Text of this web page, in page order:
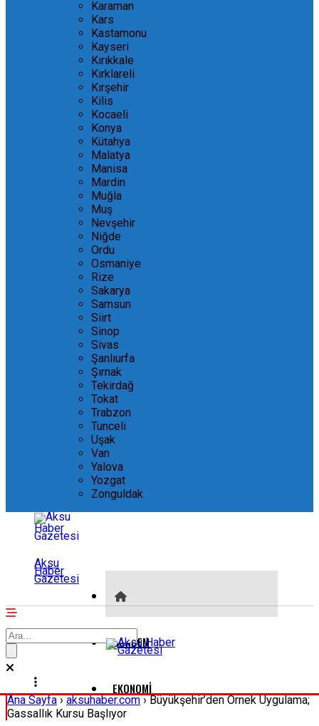
Karaman
Kars
Kastamonu
Kayseri
Kırıkkale
Kırklareli
Kırşehir
Kilis
Kocaeli
Konya
Kütahya
Malatya
Manisa
Mardin
Muğla
Muş
Nevşehir
Niğde
Ordu
Osmaniye
Rize
Sakarya
Samsun
Siirt
Sinop
Sivas
Şanlıurfa
Şırnak
Tekirdağ
Tokat
Trabzon
Tunceli
Uşak
Van
Yalova
Yozgat
Zonguldak
Aksu
Haber
Gazetesi
GÜNDEM
EKONOMI
Ana Sayfa›aksuhaber.com›Büyükşehir’den Örnek Uygulama;
Gassallık Kursu Başlıyor